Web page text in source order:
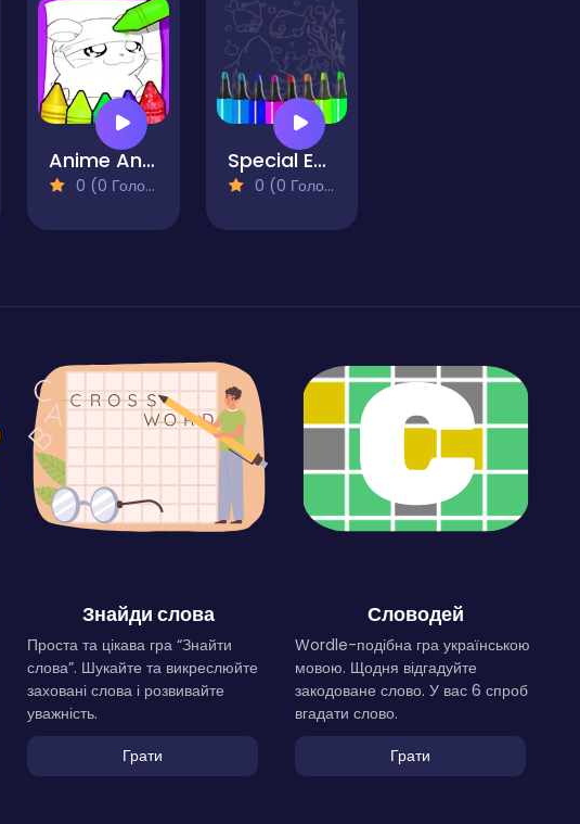
Anime Animals Coloring Pages
0 (0 Голосів)
Special Easy Animal Coloring Pages For Kids
0 (0 Голосів)
Знайди слова
Проста та цікава гра “Знайти
слова”. Шукайте та викреслюйте
заховані слова і розвивайте
уважність.
Грати
Словодей
Wordle-подібна гра українською
мовою. Щодня відгадуйте
закодоване слово. У вас 6 спроб
вгадати слово.
Грати